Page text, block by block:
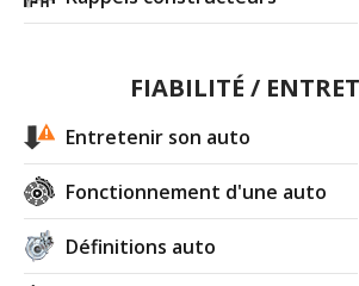
FIABILITÉ /
Entretenir son auto
Fonctionnement d'une auto
Définitions auto